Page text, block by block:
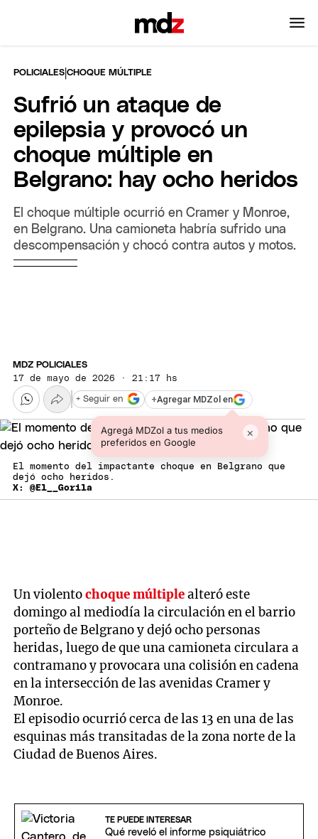
POLICIALES |CHOQUE MÚLTIPLE
Sufrió un ataque de
epilepsia y provocó un
choque múltiple en
Belgrano: hay ocho heridos
El choque múltiple ocurrió en Cramer y Monroe,
en Belgrano. Una camioneta habría sufrido una
descompensación y chocó contra autos y motos.
MDZ POLICIALES
17 de mayo de 2026 · 21:17 hs
+Agregar MDZol en
Agregá MDZol a tus medios
preferidos en Google
×
+ Seguir en
El momento del impactante choque en Belgrano que
dejó ocho heridos.
X: @El__Gorila
Un violentochoque múltiplealteró este
domingo al mediodía la circulación en el barrio
porteño de Belgrano y dejó ocho personas
heridas, luego de que una camioneta circulara a
contramano y provocara una colisión en cadena
en la intersección de las avenidas Cramer y
Monroe.
El episodio ocurrió cerca de las 13 en una de las
esquinas más transitadas de la zona norte de la
Ciudad de Buenos Aires.
TE PUEDE INTERESAR
Qué reveló el informe psiquiátrico